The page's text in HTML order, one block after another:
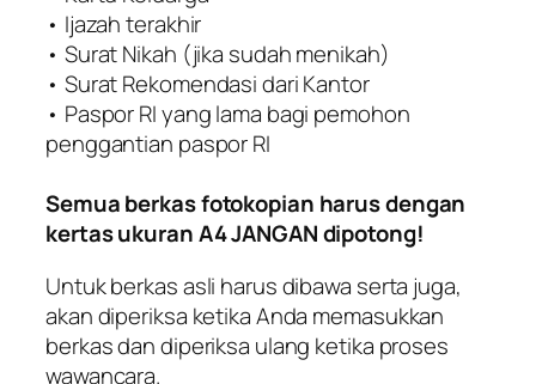
• Ijazah terakhir
• Surat Nikah (jika sudah menikah)
• Surat Rekomendasi dari Kantor
• Paspor RI yang lama bagi pemohon
penggantian paspor RI
Semua berkas fotokopian harus dengan
kertas ukuran A4 JANGAN dipotong!
Untuk berkas asli harus dibawa serta juga,
akan diperiksa ketika Anda memasukkan
berkas dan diperiksa ulang ketika proses
wawancara.